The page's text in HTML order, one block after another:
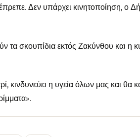
Δεν υπάρχει κινητοποίηση, ο
τα σκουπίδια εκτός Ζακύνθου και η
η υγεία όλων μας και θα